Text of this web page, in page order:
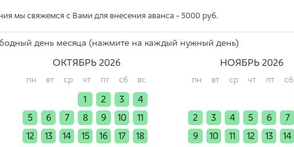
мы свяжемся с Вами для внесения аванса - 5000 руб.
день месяца (нажмите на каждый нужный день)
ОКТЯБРЬ 2026
пн вт ср чт пт сб вс
1 2 3
4
5
6 7 8 9 10
11
12
13 14 15 16 17
18
НОЯБРЬ 2026
пн вт ср чт пт сб
2
3 4 5 6 7
9
10 11 12 13 14